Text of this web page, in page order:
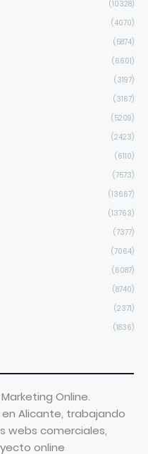
(10328)
(4070)
(5874)
(6601)
(3197)
(3167)
(5209)
(2423)
(6110)
(7573)
(13667)
(13763)
(7377)
(7064)
(6087)
(8740)
(2371)
(1836)
Marketing Online.
Alicante, trabajando
webs comerciales,
online